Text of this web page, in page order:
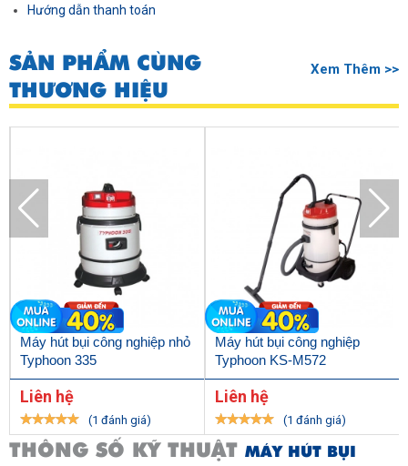
Hướng dẫn thanh toán
SẢN PHẨM CÙNG
THƯƠNG HIỆU
Xem Thêm >>
Máy hút bụi công nghiệp nhỏ
Typhoon 335
Liên hệ
(1 đánh giá)
Máy hút bụi công nghiệp
Typhoon KS-M572
Liên hệ
(1 đánh giá)
THÔNG SỐ KỸ THUẬT MÁY HÚT BỤI